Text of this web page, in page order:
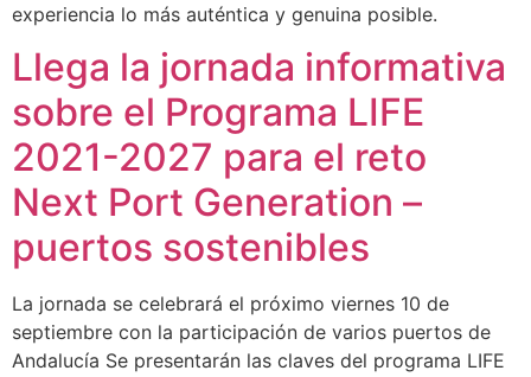
experiencia lo más auténtica y genuina posible.
Llega la jornada informativa
sobre el Programa LIFE
2021-2027 para el reto
Next Port Generation –
puertos sostenibles
La jornada se celebrará el próximo viernes 10 de
septiembre con la participación de varios puertos de
Andalucía Se presentarán las claves del programa LIFE